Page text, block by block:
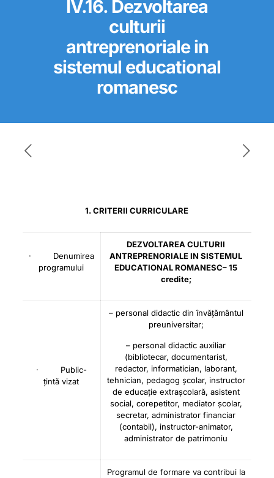
IV.16. Dezvoltarea
culturii
antreprenoriale in
sistemul educational
romanesc
1. CRITERII CURRICULARE
· Denumirea
programului
DEZVOLTAREA CULTURII
ANTREPRENORIALE IN SISTEMUL
EDUCATIONAL ROMANESC– 15
credite;
· Public-
țintă vizat
– personal didactic din învățământul
preuniversitar;
– personal didactic auxiliar
(bibliotecar, documentarist,
redactor, informatician, laborant,
tehnician, pedagog școlar, instructor
de educație extrașcolară, asistent
social, corepetitor, mediator școlar,
secretar, administrator financiar
(contabil), instructor-animator,
administrator de patrimoniu
Programul de formare va contribui la